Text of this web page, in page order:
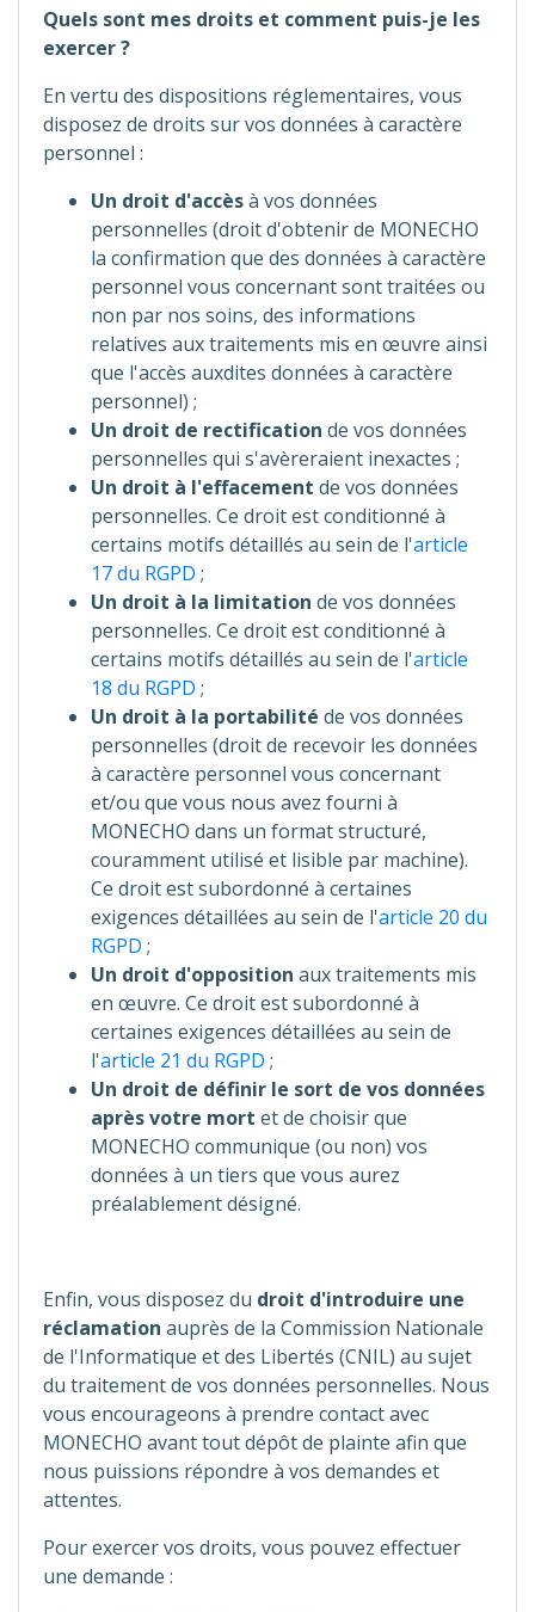
Quels sont mes droits et comment puis-je les
exercer ?
En vertu des dispositions réglementaires, vous
disposez de droits sur vos données à caractère
personnel :
Un droit d'accèsà vos données
personnelles (droit d'obtenir de MONECHO
la confirmation que des données à caractère
personnel vous concernant sont traitées ou
non par nos soins, des informations
relatives aux traitements mis en œuvre ainsi
que l'accès auxdites données à caractère
personnel) ;
Un droit de rectification de vos données
personnelles qui s'avèreraient inexactes ;
Un droit à l'effacement de vos données
personnelles. Ce droit est conditionné à
certains motifs détaillés au sein de l'article
17 du RGPD ;
Un droit à la limitation de vos données
personnelles. Ce droit est conditionné à
certains motifs détaillés au sein de l'article
18 du RGPD ;
Un droit à la portabilité de vos données
personnelles (droit de recevoir les données
à caractère personnel vous concernant
et/ou que vous nous avez fourni à
MONECHO dans un format structuré,
couramment utilisé et lisible par machine).
Ce droit est subordonné à certaines
exigences détaillées au sein de l'article 20 du
RGPD ;
Un droit d'opposition aux traitements mis
en œuvre. Ce droit est subordonné à
certaines exigences détaillées au sein de
l'article 21 du RGPD ;
Un droit de définir le sort de vos données
après votre mort et de choisir que
MONECHO communique (ou non) vos
données à un tiers que vous aurez
préalablement désigné.
Enfin, vous disposez du droit d'introduire une
réclamation auprès de la Commission Nationale
de l'Informatique et des Libertés (CNIL) au sujet
du traitement de vos données personnelles. Nous
vous encourageons à prendre contact avec
MONECHO avant tout dépôt de plainte afin que
nous puissions répondre à vos demandes et
attentes.
Pour exercer vos droits, vous pouvez effectuer
une demande :